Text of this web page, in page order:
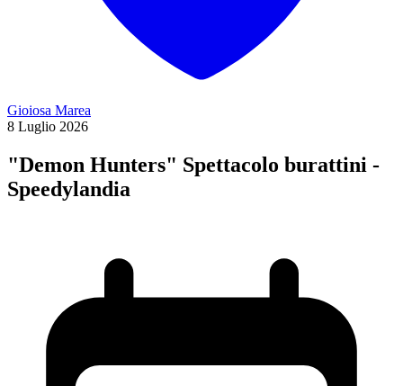
Gioiosa Marea
8 Luglio 2026
"Demon Hunters" Spettacolo burattini -
Speedylandia